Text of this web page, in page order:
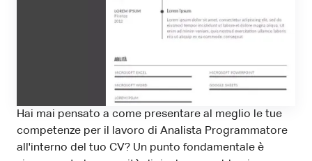
Hai mai pensato a come presentare al meglio le tue
competenze per il lavoro di Analista Programmatore
all'interno del tuo CV? Un punto fondamentale è